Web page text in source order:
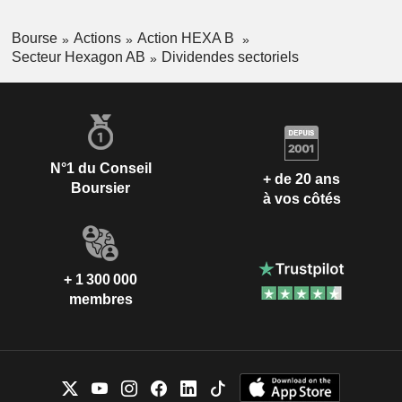
Bourse Actions
Action HEXA B
Secteur Hexagon AB
Dividendes sectoriels
N°1 du Conseil
Boursier
+ de 20 ans
à vos côtés
+ 1 300 000
membres